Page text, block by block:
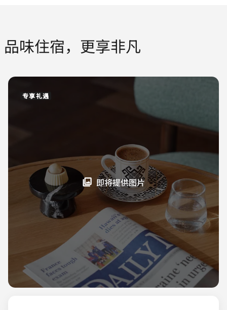
品味住宿，更享非凡
专享礼遇
即将提供图片